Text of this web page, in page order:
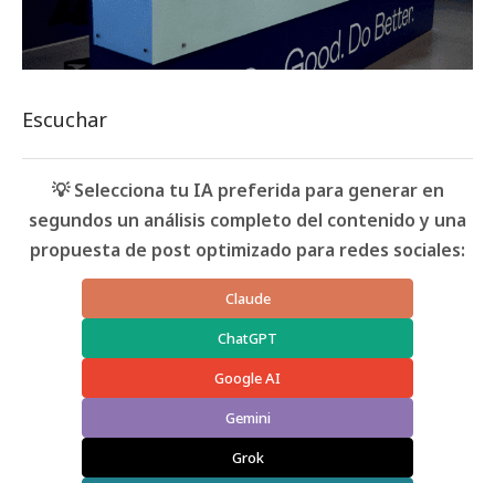
Escuchar
💡 Selecciona tu IA preferida para generar en
segundos un análisis completo del contenido y una
propuesta de post optimizado para redes sociales:
Claude
ChatGPT
Google AI
Gemini
Grok